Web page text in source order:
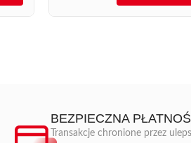
BEZPIECZNA
Transakcje chronione przez